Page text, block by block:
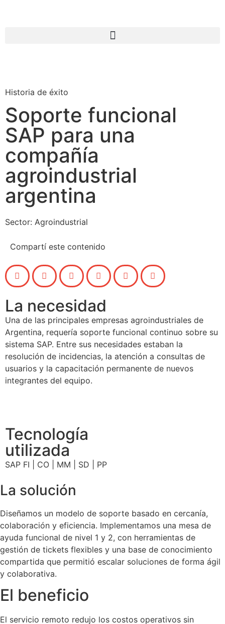
Historia de éxito
Soporte funcional
SAP para una
compañía
agroindustrial
argentina
Sector: Agroindustrial
Compartí este contenido
La necesidad
Una de las principales empresas agroindustriales de
Argentina, requería soporte funcional continuo sobre su
sistema SAP. Entre sus necesidades estaban la
resolución de incidencias, la atención a consultas de
usuarios y la capacitación permanente de nuevos
integrantes del equipo.
Tecnología
utilizada
SAP FI | CO | MM | SD | PP
La solución
Diseñamos un modelo de soporte basado en cercanía,
colaboración y eficiencia. Implementamos una mesa de
ayuda funcional de nivel 1 y 2, con herramientas de
gestión de tickets flexibles y una base de conocimiento
compartida que permitió escalar soluciones de forma ágil
y colaborativa.
El beneficio
El servicio remoto redujo los costos operativos sin